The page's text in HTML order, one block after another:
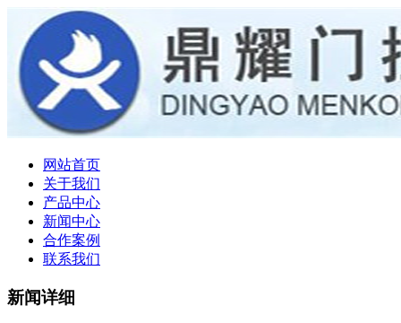
网站首页
关于我们
产品中心
新闻中心
合作案例
联系我们
新闻详细